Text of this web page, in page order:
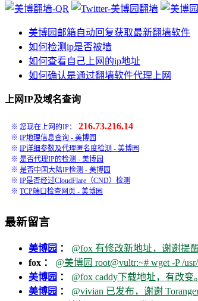
美博园邮箱自动回复获取最新翻墙软件
如何检测ip是否被墙
如何查看自己上网的ip地址
如何确认是通过翻墙软件代理上网
上网IP及域名查询
※ 您现在上网的IP： 216.73.216.14
※ IP地理信息查询 - 美博园
※ IP详细参数及代理匿名度检测 - 美博园
※ 是否代理IP的检测 - 美博园
※ 是否中国大陆IP检测 - 美博园
※ IP是否经过CloudFlare（CND）检测
※ TCP端口检查网页 - 美博园
最新留言
美博园 ： @fox 有修改新地址，谢谢提
fox ： @美博园 root@vultr:~# wget -P /
美博园 ： @fox caddy下载地址，有改
美博园 ： @vivian 已发布，谢谢